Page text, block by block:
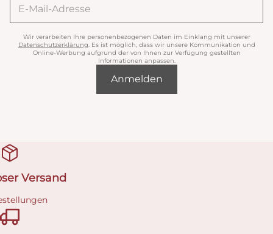
Wir verarbeiten Ihre personenbezogenen Daten im Einklang mit unserer
Datenschutzerklärung. Es ist möglich, dass wir unsere Kommunikation und
Online-Werbung aufgrund der von Ihnen zur Verfügung gestellten
Informationen anpassen.
Anmelden
Versand